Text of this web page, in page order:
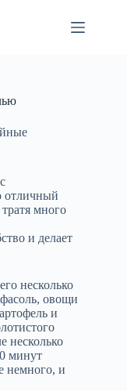
отличный
много
и делает
несколько
овощи
и
несколько
минут
немного, и